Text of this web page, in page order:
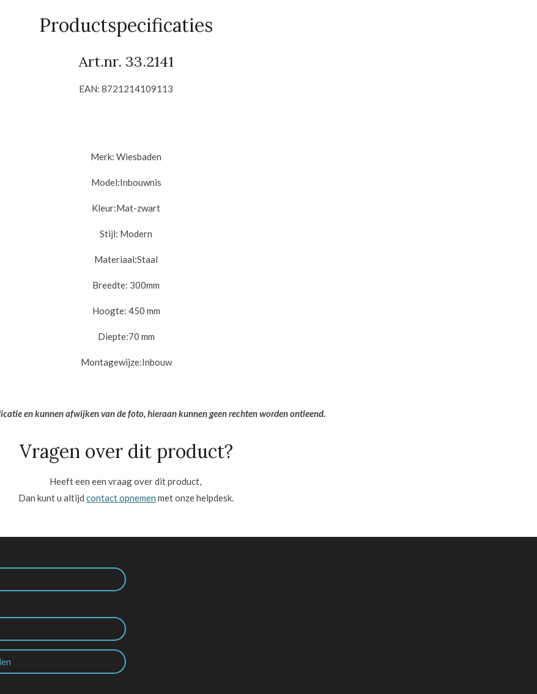
Productspecificaties
Art.nr. 33.2141
EAN: 8721214109113
Merk: Wiesbaden
Model:Inbouwnis
Kleur:Mat-zwart
Stijl: Modern
Materiaal:Staal
Breedte: 300mm
Hoogte: 450 mm
Diepte:70 mm
Montagewijze:Inbouw
en kunnen afwijken van de foto, hieraan kunnen geen rechten worden ontleend.
Vragen over dit product?
Heeft een een vraag over dit product,
Dan kunt u altijd contact opnemen met onze helpdesk.